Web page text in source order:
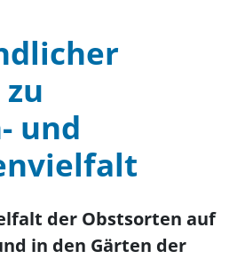
und
der Obstsorten auf
in den Gärten der